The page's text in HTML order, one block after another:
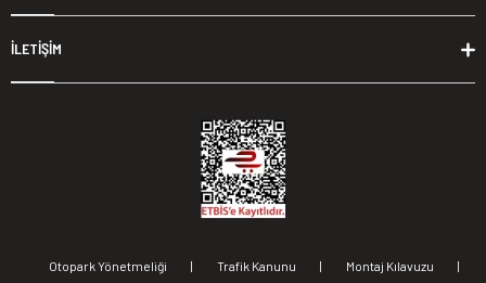
İLETİŞİM
Otopark Yönetmeliği | Trafik Kanunu | Montaj Kılavuzu
|